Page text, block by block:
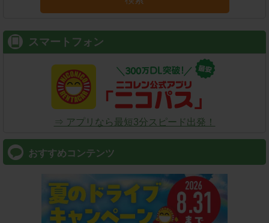
スマートフォン
⇒ アプリなら最短3分スピード出発！
おすすめコンテンツ